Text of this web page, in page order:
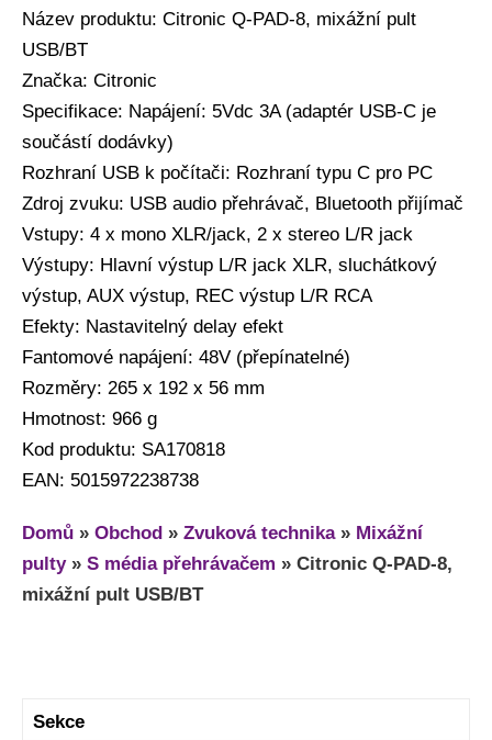
Název produktu: Citronic Q-PAD-8, mixážní pult
USB/BT
Značka: Citronic
Specifikace: Napájení: 5Vdc 3A (adaptér USB-C je
součástí dodávky)
Rozhraní USB k počítači: Rozhraní typu C pro PC
Zdroj zvuku: USB audio přehrávač, Bluetooth přijímač
Vstupy: 4 x mono XLR/jack, 2 x stereo L/R jack
Výstupy: Hlavní výstup L/R jack XLR, sluchátkový
výstup, AUX výstup, REC výstup L/R RCA
Efekty: Nastavitelný delay efekt
Fantomové napájení: 48V (přepínatelné)
Rozměry: 265 x 192 x 56 mm
Hmotnost: 966 g
Kod produktu: SA170818
EAN: 5015972238738
Domů » Obchod » Zvuková technika» Mixážní
pulty» S média přehrávačem » Citronic Q-PAD-8,
mixážní pult USB/BT
Sekce